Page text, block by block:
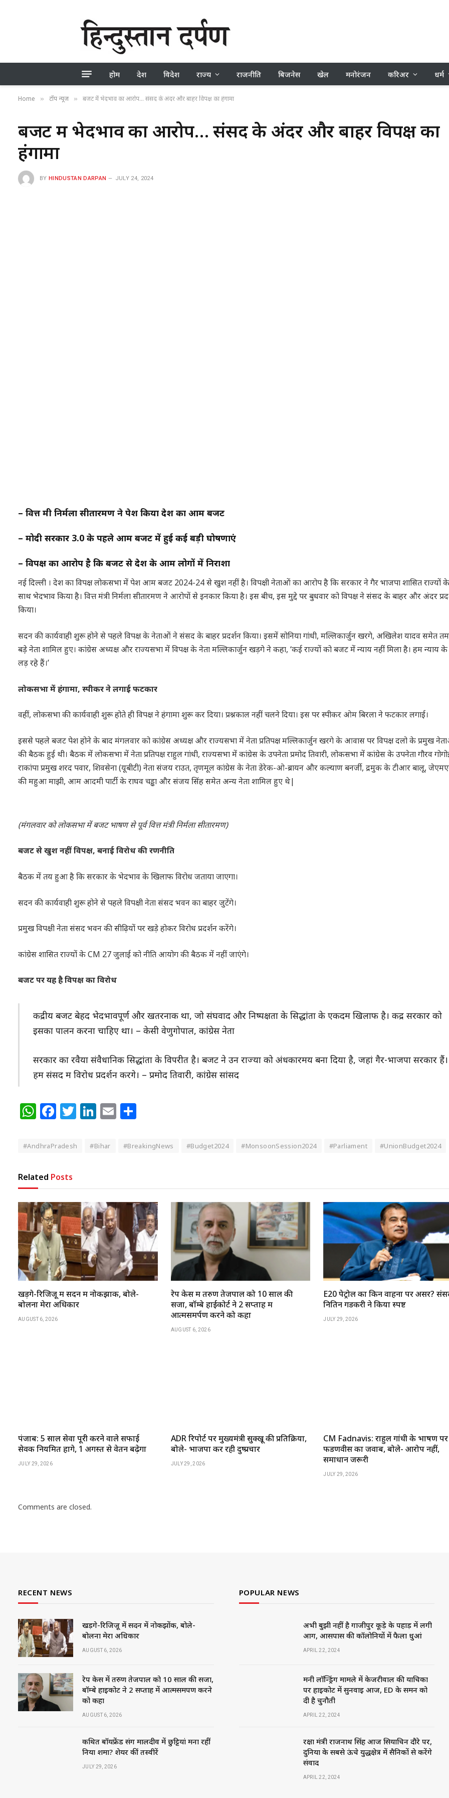
होम देश विदेश राज्य राजनीति बिजनेस खेल मनोरंजन करिअर धर्म
Home » टॉप न्यूज » बजट में भेदभाव का आरोप… संसद के अंदर और बाहर विपक्ष का हंगामा
बजट में भेदभाव का आरोप… संसद के अंदर और बाहर विपक्ष का
हंगामा
BY HINDUSTAN DARPAN JULY 24, 2024
– वित्त मंत्री निर्मला सीतारमण ने पेश किया देश का आम बजट
– मोदी सरकार 3.0 के पहले आम बजट में हुई कई बड़ी घोषणाएं
– विपक्ष का आरोप है कि बजट से देश के आम लोगों में निराशा
नई दिल्ली । देश का विपक्ष लोकसभा में पेश आम बजट 2024-24 से खुश नहीं है। विपक्षी नेताओं का आरोप है कि सरकार ने गैर भाजपा शासित राज्यों के
साथ भेदभाव किया है। वित्त मंत्री निर्मला सीतारमण ने आरोपों से इनकार किया है। इस बीच, इस मुद्दे पर बुधवार को विपक्ष ने संसद के बाहर और अंदर
किया।
सदन की कार्यवाही शुरू होने से पहले विपक्ष के नेताओं ने संसद के बाहर प्रदर्शन किया। इसमें सोनिया गांधी, मल्लिकार्जुन खरगे, अखिलेश यादव समेत
बडे़ नेता शामिल हुए। कांग्रेस अध्यक्ष और राज्यसभा में विपक्ष के नेता मल्लिकार्जुन खड़गे ने कहा, ‘कई राज्यों को बजट में न्याय नहीं मिला है। हम न्याय
लड़ रहे हैं।’
लोकसभा में हंगामा, स्पीकर ने लगाई फटकार
वहीं, लोकसभा की कार्यवाही शुरू होते ही विपक्ष ने हंगामा शुरू कर दिया। प्रश्नकाल नहीं चलने दिया। इस पर स्पीकर ओम बिरला ने फटकार लगाई।
इससे पहले बजट पेश होने के बाद मंगलवार को कांग्रेस अध्यक्ष और राज्यसभा में नेता प्रतिपक्ष मल्लिकार्जुन खरगे के आवास पर विपक्ष दलो के प्रमुख
की बैठक हुई थी। बैठक में लोकसभा में नेता प्रतिपक्ष राहुल गांधी, राज्यसभा में कांग्रेस के उपनेता प्रमोद तिवारी, लोकसभा में कांग्रेस के उपनेता गौरव
राकांपा प्रमुख शरद पवार, शिवसेना (यूबीटी) नेता संजय राउत, तृणमूल कांग्रेस के नेता डेरेक-ओ-ब्रायन और कल्याण बनर्जी, द्रमुक के टीआर बालू,
की महुआ माझी, आम आदमी पार्टी के राघव चड्ढा और संजय सिंह समेत अन्य नेता शामिल हुए थे|
(मंगलवार को लोकसभा में बजट भाषण से पूर्व वित्त मंत्री निर्मला सीतारमण)
बजट से खुश नहीं विपक्ष, बनाई विरोध की रणनीति
बैठक में तय हुआ है कि सरकार के भेदभाव के खिलाफ विरोध जताया जाएगा।
सदन की कार्यवाही शुरू होने से पहले विपक्षी नेता संसद भवन का बाहर जुटेंगे।
प्रमुख विपक्षी नेता संसद भवन की सीढ़ियों पर खड़े होकर विरोध प्रदर्शन करेंगे।
कांग्रेस शासित राज्यों के CM 27 जुलाई को नीति आयोग की बैठक में नहीं जाएंगे।
बजट पर यह है विपक्ष का विरोध
केंद्रीय बजट बेहद भेदभावपूर्ण और खतरनाक था, जो संघवाद और निष्पक्षता के सिद्धांतों के एकदम खिलाफ है। केंद्र सरकार को
इसका पालन करना चाहिए था। – केसी वेणुगोपाल, कांग्रेस नेता
सरकार का रवैया संवैधानिक सिद्धांतों के विपरीत है। बजट ने उन राज्यों को अंधकारमय बना दिया है, जहां गैर-भाजपा सरकारें हैं।
हम संसद में विरोध प्रदर्शन करेंगे। – प्रमोद तिवारी, कांग्रेस सांसद
WhatsApp
Facebook
Twitter
LinkedIn
Email
#AndhraPradesh #Bihar #BreakingNews #Budget2024 #MonsoonSession2024 #Parliament #UnionBudget2024
Related Posts
खड़गे-रिजिजू में सदन में नोकझोंक, बोले-
बोलना मेरा अधिकार
AUGUST 6, 2026
रेप केस में तरुण तेजपाल को 10 साल की
सजा, बॉम्बे हाईकोर्ट ने 2 सप्ताह में
आत्मसमर्पण करने को कहा
AUGUST 6, 2026
E20 पेट्रोल का किन वाहनों पर असर?
नितिन गडकरी ने किया स्पष्ट
JULY 29, 2026
पंजाब: 5 साल सेवा पूरी करने वाले सफाई
सेवक नियमित होंगे, 1 अगस्त से वेतन बढ़ेगा
JULY 29, 2026
ADR रिपोर्ट पर मुख्यमंत्री सुक्खू की प्रतिक्रिया,
बोले- भाजपा कर रही दुष्प्रचार
JULY 29, 2026
CM Fadnavis: राहुल गांधी के भाषण पर
फडणवीस का जवाब, बोले- आरोप नहीं,
समाधान जरूरी
JULY 29, 2026
Comments are closed.
RECENT NEWS
खड़गे-रिजिजू में सदन में नोकझोंक, बोले-
बोलना मेरा अधिकार
AUGUST 6, 2026
रेप केस में तरुण तेजपाल को 10 साल की सजा,
बॉम्बे हाईकोर्ट ने 2 सप्ताह में आत्मसमर्पण करने
को कहा
AUGUST 6, 2026
कथित बॉयफ्रेंड संग मालदीव में छुट्टियां मना रहीं
निया शर्मा? शेयर कीं तस्वीरें
JULY 29, 2026
POPULAR NEWS
अभी बुझी नहीं है गाजीपुर कूड़े के पहाड़ में लगी
आग, आसपास की कॉलोनियों में फैला धुआं
APRIL 22, 2024
मनी लॉन्ड्रिंग मामले में केजरीवाल की याचिका
पर हाईकोर्ट में सुनवाई आज, ED के समन को
दी है चुनौती
APRIL 22, 2024
रक्षा मंत्री राजनाथ सिंह आज सियाचिन दौरे पर,
दुनिया के सबसे ऊंचे युद्धक्षेत्र में सैनिकों से करेंगे
संवाद
APRIL 22, 2024